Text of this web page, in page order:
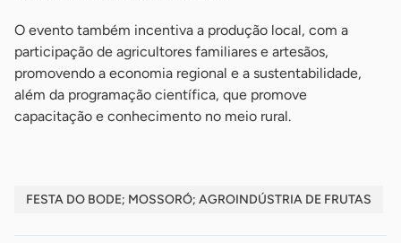
O evento também incentiva a produção local, com a
participação de agricultores familiares e artesãos,
promovendo a economia regional e a sustentabilidade,
além da programação científica, que promove
capacitação e conhecimento no meio rural.
FESTA DO BODE; MOSSORÓ; AGROINDÚSTRIA DE FRUTAS